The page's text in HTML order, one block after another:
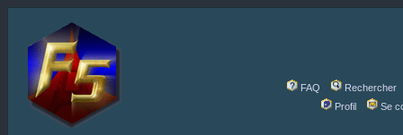
FAQ
Rechercher
Profil
Se